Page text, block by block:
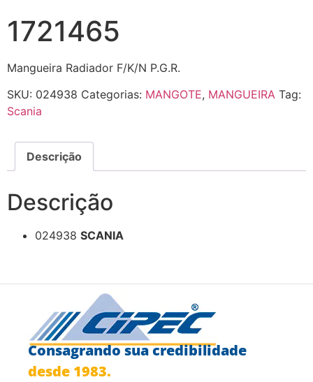
1721465
Mangueira Radiador F/K/N P.G.R.
SKU: 024938 Categorias: MANGOTE, MANGUEIRA Tag:
Scania
Descrição
Descrição
024938 SCANIA
Consagrando sua credibilidade
desde 1983.